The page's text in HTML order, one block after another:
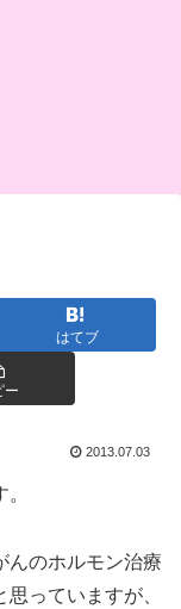
はてブ
ー
2013.07.03
んのホルモン治療
っていますが、